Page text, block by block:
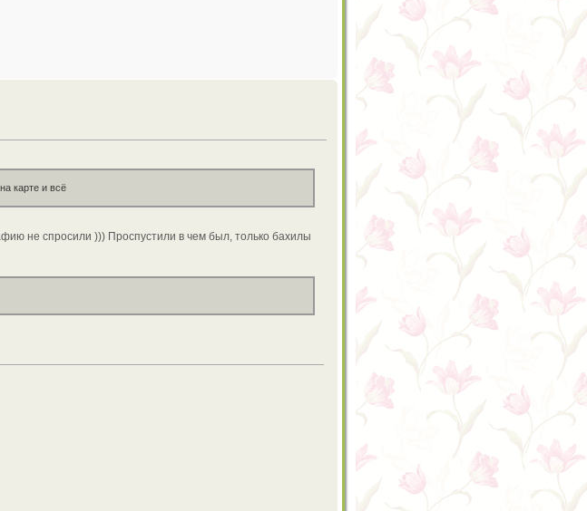
карте и всё
не спросили ))) Проспустили в чем был, только бахилы